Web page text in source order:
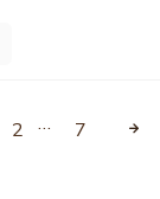
2 … 7